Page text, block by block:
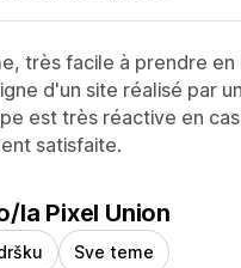
très facile à prendre en
d'un site réalisé par
est très réactive en
satisfaite.
la Pixel Union
Sve teme